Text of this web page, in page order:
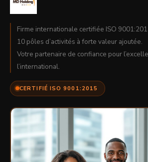
Firme internationale certifiée ISO
10 pôles d’activités à forte valeur ajoutée.
Votre partenaire de confiance pour
l’international.
CERTIFIÉ ISO 9001:2015